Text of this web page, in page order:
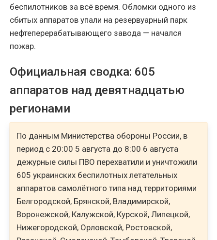
беспилотников за всё время. Обломки одного из
сбитых аппаратов упали на резервуарный парк
нефтеперерабатывающего завода — начался
пожар.
Официальная сводка: 605
аппаратов над девятнадцатью
регионами
По данным Министерства обороны России, в
период с 20:00 5 августа до 8:00 6 августа
дежурные силы ПВО перехватили и уничтожили
605 украинских беспилотных летательных
аппаратов самолётного типа над территориями
Белгородской, Брянской, Владимирской,
Воронежской, Калужской, Курской, Липецкой,
Нижегородской, Орловской, Ростовской,